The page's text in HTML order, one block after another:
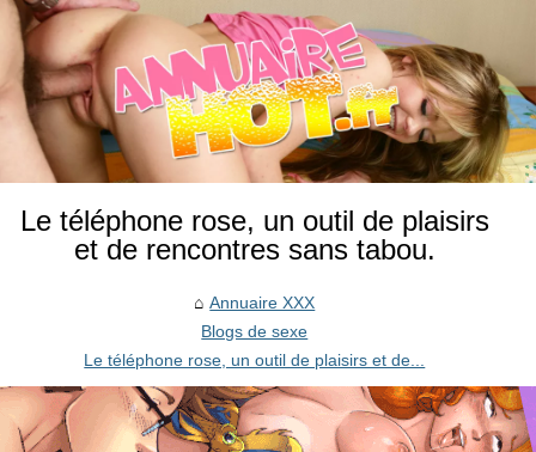
Le téléphone rose, un outil de plaisirs
et de rencontres sans tabou.
Annuaire XXX
Blogs de sexe
Le téléphone rose, un outil de plaisirs et de...